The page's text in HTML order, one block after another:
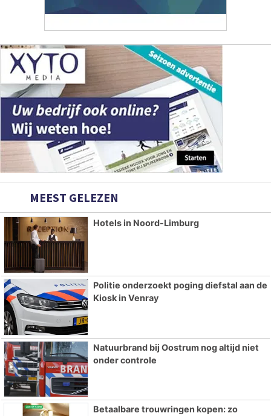
MEEST GELEZEN
Hotels in Noord-Limburg
Politie onderzoekt poging diefstal aan de
Kiosk in Venray
Natuurbrand bij Oostrum nog altijd niet
onder controle
Betaalbare trouwringen kopen: zo